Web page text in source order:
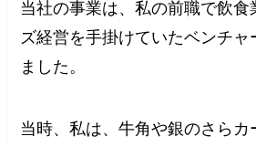
当社の事業は、私の前職で飲食
ズ経営を手掛けていたベンチャ
ました。
当時、私は、牛角や銀のさらカ